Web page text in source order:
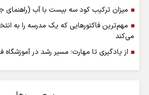
میزان ترکیب کود سه بیست با آب (راهنمای
مهم‌ترین فاکتورهایی که یک مدرسه را به
می‌کند
از یادگیری تا مهارت؛ مسیر رشد در آموزشگاه